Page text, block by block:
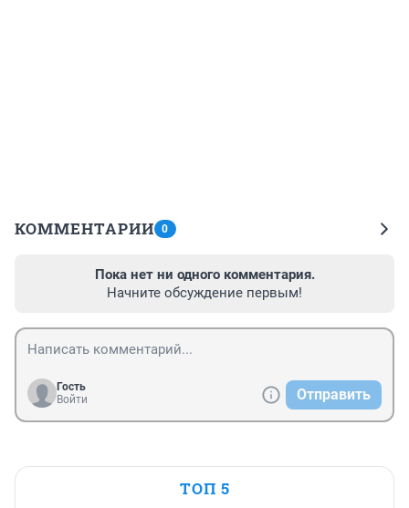
КОММЕНТАРИИ 0
Пока нет ни одного комментария.
Начните обсуждение первым!
Гость
Войти
Отправить
ТОП 5